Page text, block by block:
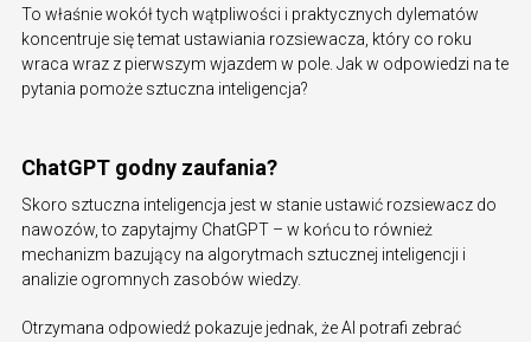
To właśnie wokół tych wątpliwości i praktycznych dylematów
koncentruje się temat ustawiania rozsiewacza, który co roku
wraca wraz z pierwszym wjazdem w pole. Jak w odpowiedzi na te
pytania pomoże sztuczna inteligencja?
ChatGPT godny zaufania?
Skoro sztuczna inteligencja jest w stanie ustawić rozsiewacz do
nawozów, to zapytajmy ChatGPT – w końcu to również
mechanizm bazujący na algorytmach sztucznej inteligencji i
analizie ogromnych zasobów wiedzy.
Otrzymana odpowiedź pokazuje jednak, że AI potrafi zebrać